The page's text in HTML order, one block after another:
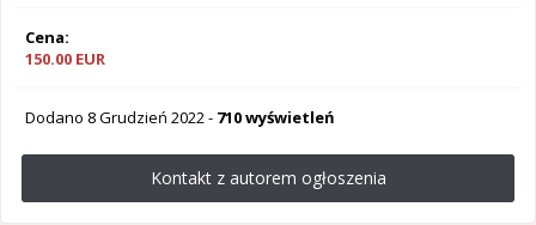
Cena:
150.00 EUR
Dodano 8 Grudzień 2022- 710 wyświetleń
Kontakt z autorem ogłoszenia